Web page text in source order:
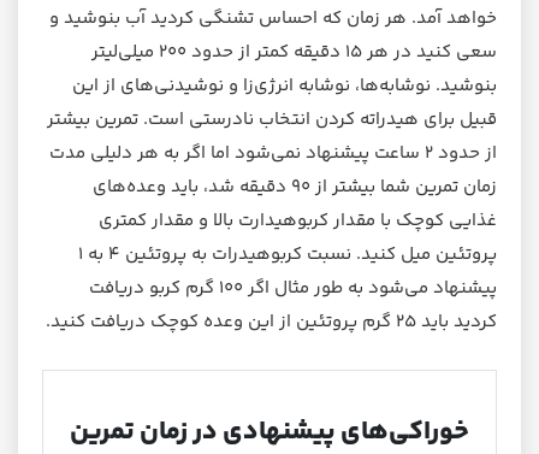
خواهد آمد. هر زمان که احساس تشنگی کردید آب بنوشید و
سعی کنید در هر ۱۵ دقیقه کمتر از حدود ۲۰۰ میلی‌لیتر
بنوشید. نوشابه‌ها، نوشابه انرژی‌زا و نوشیدنی‌های از این
قبیل برای هیدراته کردن انتخاب نادرستی است. تمرین بیشتر
از حدود ۲ ساعت پیشنهاد نمی‌شود اما اگر به هر دلیلی مدت
زمان تمرین شما بیشتر از ۹۰ دقیقه شد، باید وعده‌های
غذایی کوچک با مقدار کربوهیدارت بالا و مقدار کمتری
پروتئین میل کنید. نسبت کربوهیدرات به پروتئین ۴ به ۱
پیشنهاد می‌شود به طور مثال اگر ۱۰۰ گرم کربو دریافت
کردید باید ۲۵ گرم پروتئین از این وعده کوچک دریافت کنید.
خوراکی‌های پیشنهادی در زمان تمرین